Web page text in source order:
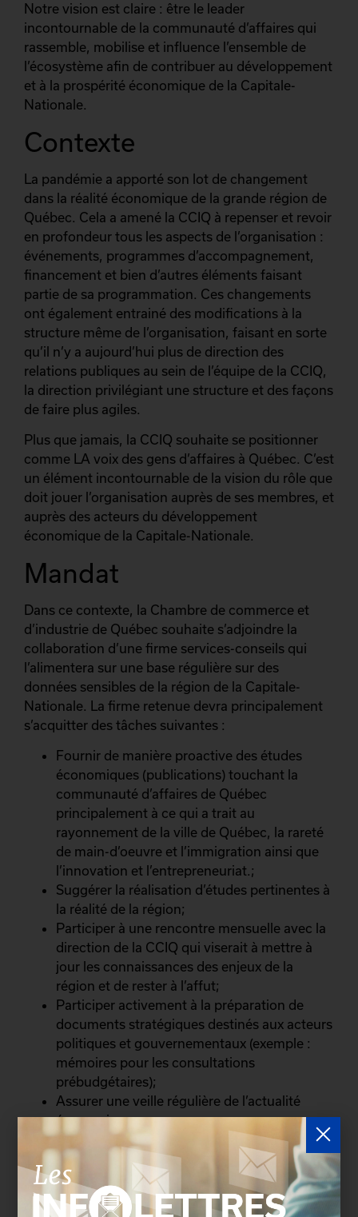
Notre vision est claire : être le leader
incontournable de la communauté d’affaires qui
rassemble, mobilise et influence l’ensemble de
l’écosystème afin de contribuer au développement
et à la prospérité économique de la Capitale-
Nationale.
Contexte
La pandémie a apporté son lot de changement
dans la réalité économique de la grande région de
Québec. Cela a amené la CCIQ à repenser et revoir
en profondeur tous les aspects de l’organisation :
événements, programmes d’accompagnement,
financement et bien d’autres éléments faisant
partie de sa programmation. Ces changements
ont également entrainé des modifications à la
structure même de l’organisation, faisant en sorte
qu’il n’y a aujourd’hui plus de direction des
relations publiques au sein de l’équipe de la CCIQ,
la direction privilégiant une structure et des façons
de faire plus agiles.
Plus que jamais, la CCIQ souhaite se positionner
comme LA voix des gens d’affaires à Québec. C’est
un élément incontournable de la vision du rôle que
doit jouer l’organisation auprès de ses membres, et
auprès des acteurs du développement
économique de la Capitale-Nationale.
Mandat
Dans ce contexte, la Chambre de commerce et
d’industrie de Québec souhaite s’adjoindre la
collaboration d’une firme services-conseils qui
l’alimentera sur une base régulière sur des
données sensibles de la région de la Capitale-
Nationale. La firme retenue devra principalement
s’acquitter des tâches suivantes :
Fournir de manière proactive des études
économiques (publications) touchant la
communauté d’affaires de Québec
principalement à ce qui a trait au
rayonnement de la ville de Québec, la rareté
de main-d’oeuvre et l’immigration ainsi que
l’innovation et l’entrepreneuriat.;
Suggérer la réalisation d’études pertinentes à
la réalité de la région;
Participer à une rencontre mensuelle avec la
direction de la CCIQ qui viserait à mettre à
jour les connaissances des enjeux de la
région et de rester à l’affut;
Participer activement à la préparation de
documents stratégiques destinés aux acteurs
politiques et gouvernementaux (exemple :
mémoires pour les consultations
prébudgétaires);
Assurer une veille régulière de l’actualité
économique.
Contenu de l’offre de
services